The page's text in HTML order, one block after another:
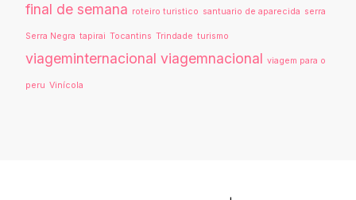
final de semana roteiro turistico santuario de aparecida serra
Serra Negra tapirai Tocantins Trindade turismo
viageminternacional viagemnacional viagem para o
peru Vinícola